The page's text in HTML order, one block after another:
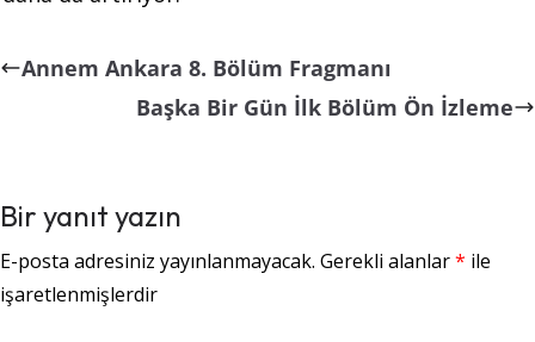
Annem Ankara 8. Bölüm Fragmanı
Başka Bir Gün İlk Bölüm Ön İzleme
Bir yanıt yazın
E-posta adresiniz yayınlanmayacak. Gerekli alanlar* ile
işaretlenmişlerdir